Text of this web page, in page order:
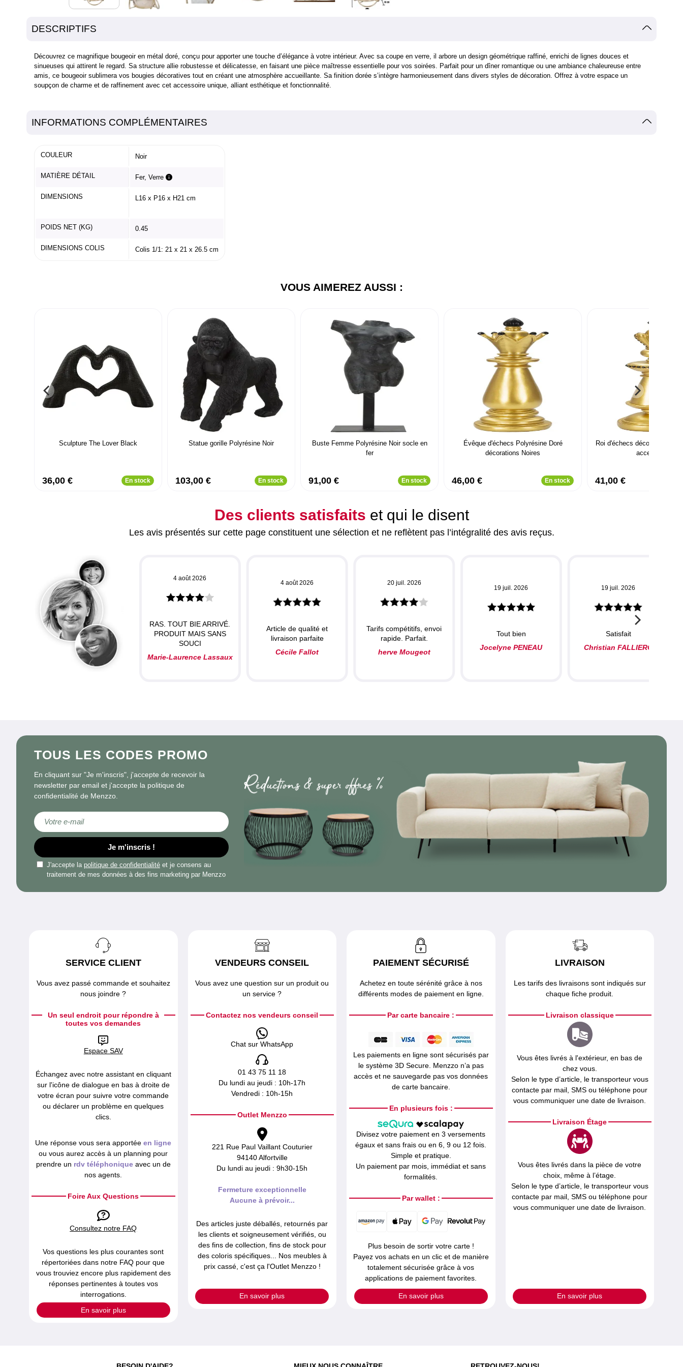
DESCRIPTIFS
Découvrez ce magnifique bougeoir en métal doré, conçu pour apporter une touche d’élégance à votre intérieur. Avec sa coupe en verre, il arbore un design géométrique raffiné, enrichi de lignes douces et
sinueuses qui attirent le regard. Sa structure allie robustesse et délicatesse, en faisant une pièce maîtresse essentielle pour vos soirées. Parfait pour un dîner romantique ou une ambiance chaleureuse entre
amis, ce bougeoir sublimera vos bougies décoratives tout en créant une atmosphère accueillante. Sa finition dorée s’intègre harmonieusement dans divers styles de décoration. Offrez à votre espace un
soupçon de charme et de raffinement avec cet accessoire unique, alliant esthétique et fonctionnalité.
INFORMATIONS COMPLÉMENTAIRES
COULEUR Noir
MATIÈRE DÉTAIL Fer, Verre
DIMENSIONS L16 x P16 x H21 cm
POIDS NET (KG) 0.45
DIMENSIONS COLIS Colis 1/1: 21 x 21 x 26.5 cm
VOUS AIMEREZ AUSSI :
Sculpture The Lover Black
36,00 € En stock
Statue gorille Polyrésine Noir
103,00 € En stock
Buste Femme Polyrésine Noir socle en
fer
91,00 € En stock
Évêque d'échecs Polyrésine Doré
décorations Noires
46,00 € En stock
Roi d'échecs décoratif doré
accents noirs
41,00 €
Des clients satisfaits et qui le disent
Les avis présentés sur cette page constituent une sélection et ne reflètent pas l’intégralité des avis reçus.
4 août 2026
RAS. TOUT BIE ARRIVÉ.
PRODUIT MAIS SANS
SOUCI
Marie-Laurence Lassaux
4 août 2026
Article de qualité et
livraison parfaite
Cécile Fallot
20 juil. 2026
Tarifs compétitifs, envoi
rapide. Parfait.
herve Mougeot
19 juil. 2026
Tout bien
Jocelyne PENEAU
19 juil. 2026
Satisfait
Christian FALLIERO
TOUS LES CODES PROMO
En cliquant sur "Je m'inscris", j'accepte de recevoir la
newsletter par email et j'accepte la politique de
confidentialité de Menzzo.
Inscription à notre lettre d’information :
Je m'inscris !
J'accepte la politique de confidentialité et je consens au
traitement de mes données à des fins marketing par Menzzo
SERVICE CLIENT
Vous avez passé commande et souhaitez
nous joindre ?
Un seul endroit pour répondre à
toutes vos demandes
Espace SAV
Échangez avec notre assistant en cliquant
sur l'icône de dialogue en bas à droite de
votre écran pour suivre votre commande
ou déclarer un problème en quelques
clics.
Une réponse vous sera apportéeen ligne
ou vous aurez accès à un planning pour
prendre un rdv téléphoniqueavec un de
nos agents.
Foire Aux Questions
Consultez notre FAQ
Vos questions les plus courantes sont
répertoriées dans notre FAQ pour que
vous trouviez encore plus rapidement des
réponses pertinentes à toutes vos
interrogations.
En savoir plus
VENDEURS CONSEIL
Vous avez une question sur un produit ou
un service ?
Contactez nos vendeurs conseil
Chat sur WhatsApp
01 43 75 11 18
Du lundi au jeudi : 10h-17h
Vendredi : 10h-15h
Outlet Menzzo
221 Rue Paul Vaillant Couturier
94140 Alfortville
Du lundi au jeudi : 9h30-15h
Fermeture exceptionnelle
Aucune à prévoir...
Des articles juste déballés, retournés par
les clients et soigneusement vérifiés, ou
des fins de collection, fins de stock pour
des coloris spécifiques... Nos meubles à
prix cassé, c'est ça l'Outlet Menzzo !
En savoir plus
PAIEMENT SÉCURISÉ
Achetez en toute sérénité grâce à nos
différents modes de paiement en ligne.
Par carte bancaire :
Les paiements en ligne sont sécurisés par
le système 3D Secure. Menzzo n’a pas
accès et ne sauvegarde pas vos données
de carte bancaire.
En plusieurs fois :
Divisez votre paiement en 3 versements
égaux et sans frais ou en 6, 9 ou 12 fois.
Simple et pratique.
Un paiement par mois, immédiat et sans
formalités.
Par wallet :
Plus besoin de sortir votre carte !
Payez vos achats en un clic et de manière
totalement sécurisée grâce à vos
applications de paiement favorites.
En savoir plus
LIVRAISON
Les tarifs des livraisons sont indiqués sur
chaque fiche produit.
Livraison classique
Vous êtes livrés à l'extérieur, en bas de
chez vous.
Selon le type d’article, le transporteur vous
contacte par mail, SMS ou téléphone pour
vous communiquer une date de livraison.
Livraison Étage
Vous êtes livrés dans la pièce de votre
choix, même à l’étage.
Selon le type d’article, le transporteur vous
contacte par mail, SMS ou téléphone pour
vous communiquer une date de livraison.
En savoir plus